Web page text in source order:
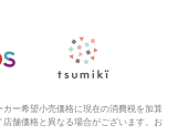
ー希望小売価格に現在の消費税を加算
舗価格と異なる場合がございます。お